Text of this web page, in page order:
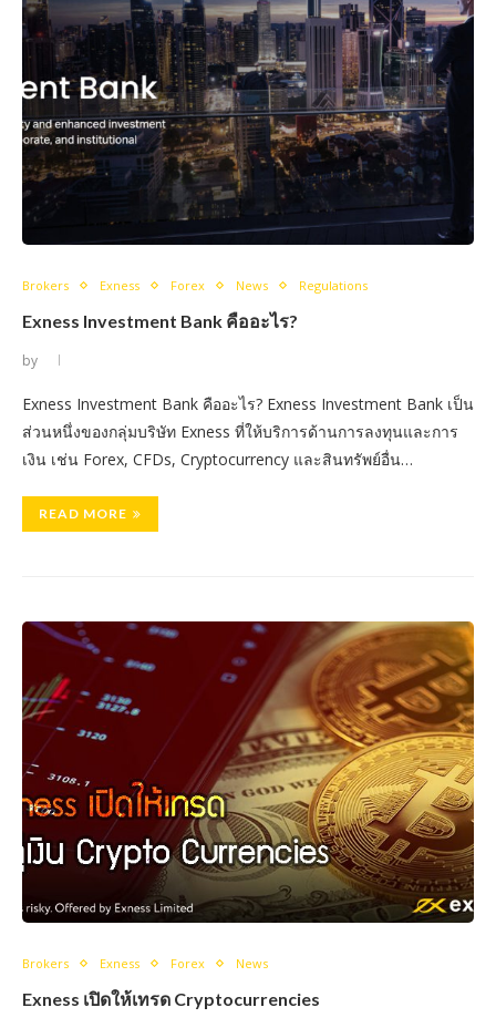
Brokers Exness Forex News Regulations
Exness Investment Bank คืออะไร?
by
Exness Investment Bank คืออะไร? Exness Investment Bank เป็น
ส่วนหนึ่งของกลุ่มบริษัท Exness ที่ให้บริการด้านการลงทุนและการ
เงิน เช่น Forex, CFDs, Cryptocurrency และสินทรัพย์อื่น…
READ MORE
Brokers Exness Forex News
Exness เปิดให้เทรด Cryptocurrencies